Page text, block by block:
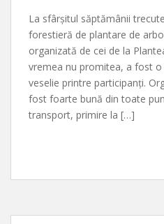
La sfârșitul săptămânii
forestieră de plantare de
organizată de cei de la
vremea nu promitea, a fost
veselie printre participanți.
fost foarte bună din toate
transport, primire la […]